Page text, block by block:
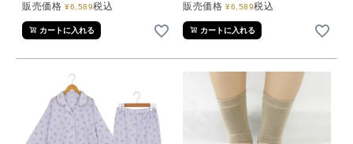
販売価格 ¥6,589税込
カートに入れる
販売価格 ¥6,589税込
カートに入れる